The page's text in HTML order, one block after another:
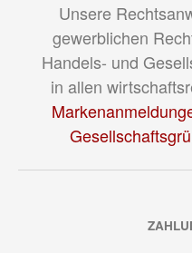
Unsere
gewerblichen
Handels- und
in allen